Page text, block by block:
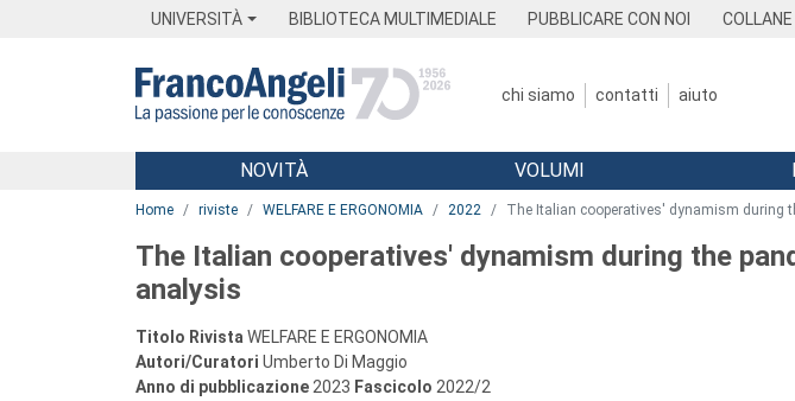
UNIVERSITÀ BIBLIOTECA MULTIMEDIALE PUBBLICARE CON NOI COLLANE
chi siamo contatti aiuto
Menu
NOVITÀ VOLUMI
Home riviste WELFARE E ERGONOMIA 2022 The Italian cooperatives' dynamism during
The Italian cooperatives' dynamism during the
analysis
Titolo Rivista WELFARE E ERGONOMIA
Autori/Curatori Umberto Di Maggio
Anno di pubblicazione 2023 Fascicolo 2022/2